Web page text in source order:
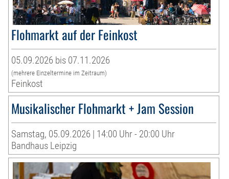
Flohmarkt auf der Feinkost
05.09.2026 bis 07.11.2026
(mehrere Einzeltermine im Zeitraum)
Feinkost
Musikalischer Flohmarkt + Jam Session
Samstag, 05.09.2026 | 14:00 Uhr - 20:00 Uhr
Bandhaus Leipzig